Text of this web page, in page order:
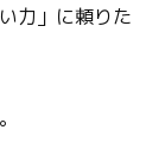
力」に頼りた